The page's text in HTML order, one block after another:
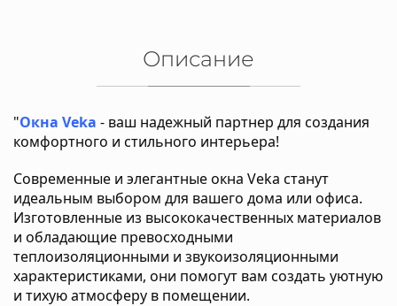
Описание
"Окна Veka - ваш надежный партнер для создания
комфортного и стильного интерьера!
Современные и элегантные окна Veka станут
идеальным выбором для вашего дома или офиса.
Изготовленные из высококачественных материалов
и обладающие превосходными
теплоизоляционными и звукоизоляционными
характеристиками, они помогут вам создать уютную
и тихую атмосферу в помещении.